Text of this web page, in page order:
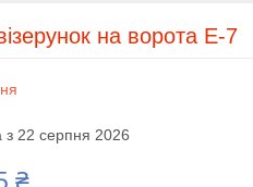
на ворота Е-7
з 22 серпня 2026